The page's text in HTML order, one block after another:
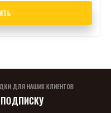
ДЛЯ НАШИХ КЛИЕНТОВ